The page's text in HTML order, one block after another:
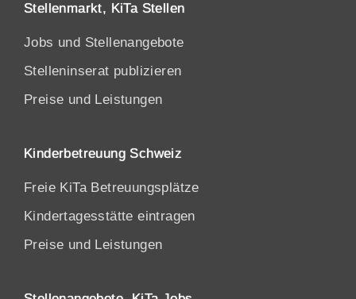
Stellenmarkt, KiTa Stellen
Jobs und Stellenangebote
Stelleninserat publizieren
Preise und Leistungen
Kinderbetreuung Schweiz
Freie KiTa Betreuungsplätze
Kindertagesstätte eintragen
Preise und Leistungen